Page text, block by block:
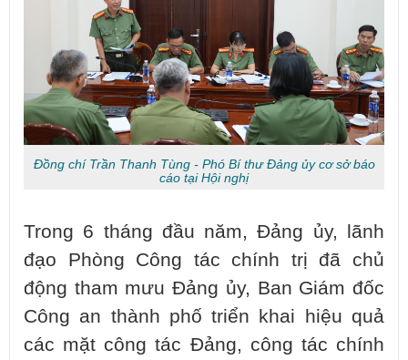
Đồng chí Trần Thanh Tùng - Phó Bí thư Đảng ủy cơ sở báo
cáo tại Hội nghị
Trong 6 tháng đầu năm, Đảng ủy, lãnh
đạo Phòng Công tác chính trị đã chủ
động tham mưu Đảng ủy, Ban Giám đốc
Công an thành phố triển khai hiệu quả
các mặt công tác Đảng, công tác chính